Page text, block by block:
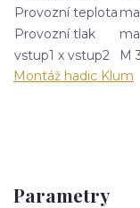
Provozní teplota
Provozní tlak
vstup1 x vstup2
M
Montáž hadic Klum
Parametry